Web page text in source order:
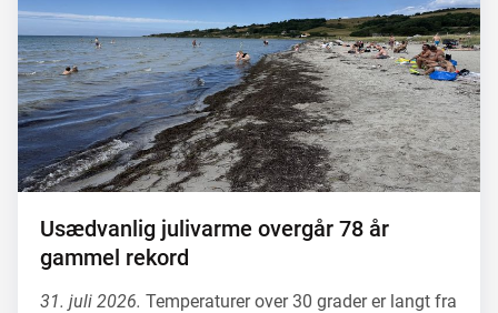
Usædvanlig julivarme overgår 78 år
gammel rekord
31. juli 2026. Temperaturer over 30 grader er langt fra